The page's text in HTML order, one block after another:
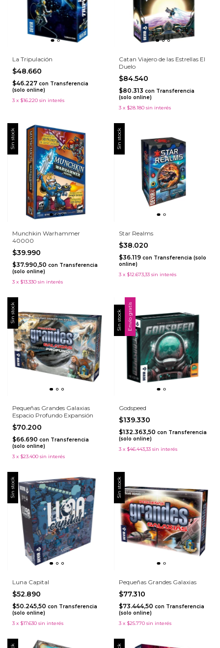
La Tripulación
$48.660
$46.227 con Transferencia
(solo online)
3 x $16.220 sin interés
Catan Viajero de las Estrellas El
Duelo
$84.540
$80.313 con Transferencia
(solo online)
3 x $28.180 sin interés
Sin stock
Munchkin Warhammer
40000
$39.990
$37.990,50 con Transferencia
(solo online)
3 x $13.330 sin interés
Sin stock
Star Realms
$38.020
$36.119 con Transferencia (solo
online)
3 x $12.673,33 sin interés
Sin stock
Pequeñas Grandes Galaxias
Espacio Profundo Expansión
$70.200
$66.690 con Transferencia
(solo online)
3 x $23.400 sin interés
Sin stock Envío gratis
Godspeed
$139.330
$132.363,50 con Transferencia
(solo online)
3 x $46.443,33 sin interés
Sin stock
Luna Capital
$52.890
$50.245,50 con Transferencia
(solo online)
3 x $17.630 sin interés
Sin stock
Pequeñas Grandes Galaxias
$77.310
$73.444,50 con Transferencia
(solo online)
3 x $25.770 sin interés